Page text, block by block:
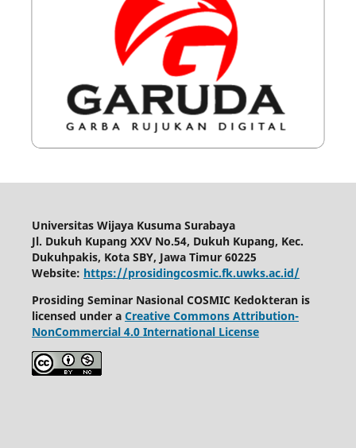
Universitas Wijaya Kusuma Surabaya
Jl. Dukuh Kupang XXV No.54, Dukuh Kupang, Kec.
Dukuhpakis, Kota SBY, Jawa Timur 60225
Website: https://prosidingcosmic.fk.uwks.ac.id/
Prosiding Seminar Nasional COSMIC Kedokteran is
licensed under a Creative Commons Attribution-
NonCommercial 4.0 International License